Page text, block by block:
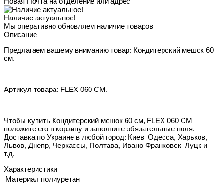
Наличие актуальное!
Мы оперативно обновляем наличие товаров
Описание
Предлагаем вашему вниманию товар: Кондитерский мешок 60
см.
Артикул товара: FLEX 060 CM.
Чтобы купить Кондитерский мешок 60 см, FLEX 060 CM
положите его в корзину и заполните обязательные поля.
Доставка по Украине в любой город: Киев, Одесса, Харьков,
Львов, Днепр, Черкассы, Полтава, Ивано-Франковск, Луцк и
т.д.
Характеристики
Материал полиуретан